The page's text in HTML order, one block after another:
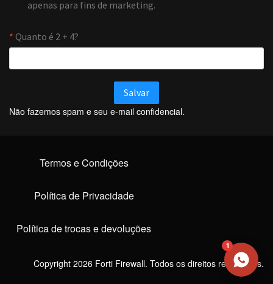
Não fazemos spam e seu e-mail confidencial.
Termos e Condições
Política de Privacidade
Política de trocas e devoluções
Copyright 2026 Forti Firewall. Todos os direitos reservados.
Aceito receber comunicações da Forti Firewall
Solicitar atendimento
1